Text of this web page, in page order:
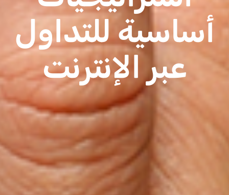
أساسية للتداول
عبر الإنترنت